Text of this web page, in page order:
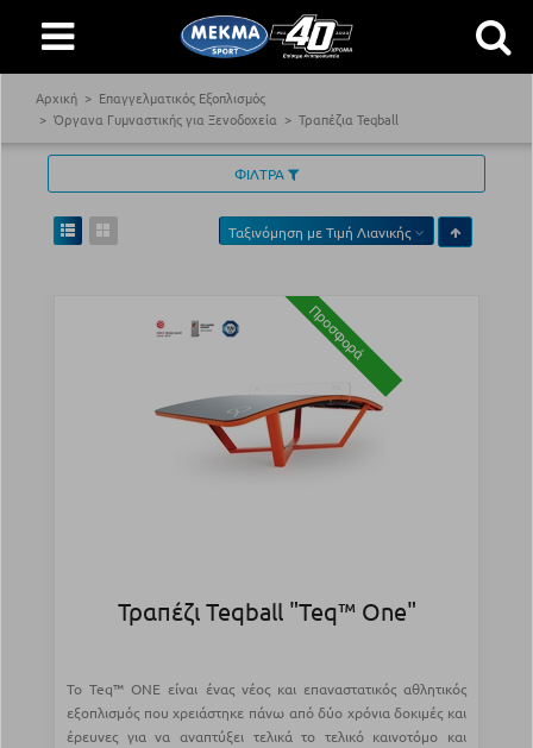
Αρχική
Επαγγελματικός Εξοπλισμός
Όργανα Γυμναστικής για Ξενοδοχεία
Τραπέζια Teqball
ΦΙΛΤΡΑ
Ταξινόμηση μεΤιμή Λιανικής
Προσφορά
Τραπέζι Teqball "Teq™ One"
Το Teq™ ONE είναι ένας νέος και επαναστατικός αθλητικός
εξοπλισμός που χρειάστηκε πάνω από δύο χρόνια δοκιμές και
έρευνες για να αναπτύξει τελικά το τελικό καινοτόμο και